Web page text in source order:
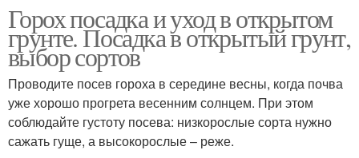
Горох посадка и уход в открытом
грунте. Посадка в открытый грунт,
выбор сортов
Проводите посев гороха в середине весны, когда почва
уже хорошо прогрета весенним солнцем. При этом
соблюдайте густоту посева: низкорослые сорта нужно
сажать гуще, а высокорослые – реже.